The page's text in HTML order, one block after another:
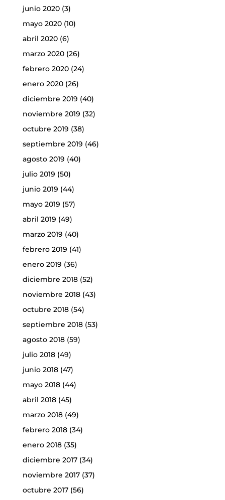
junio 2020(3)
mayo 2020(10)
abril 2020(6)
marzo 2020(26)
febrero 2020(24)
enero 2020(26)
diciembre 2019 (40)
noviembre 2019 (32)
octubre 2019 (38)
septiembre 2019 (46)
agosto 2019 (40)
julio 2019 (50)
junio 2019 (44)
mayo 2019 (57)
abril 2019 (49)
marzo 2019 (40)
febrero 2019 (41)
enero 2019 (36)
diciembre 2018(52)
noviembre 2018(43)
octubre 2018(54)
septiembre 2018(53)
agosto 2018(59)
julio 2018(49)
junio 2018(47)
mayo 2018(44)
abril 2018(45)
marzo 2018(49)
febrero 2018(34)
enero 2018(35)
diciembre 2017(34)
noviembre 2017(37)
octubre 2017(56)